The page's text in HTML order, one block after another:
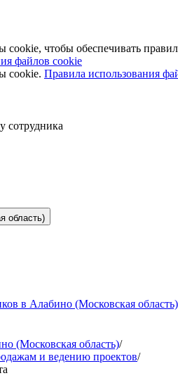
чтобы обеспечивать
файлов cookie
cookie. Правила использования
сотрудника
область)
в Алабино (Московская область)
(Московская область)/
и ведению проектов/